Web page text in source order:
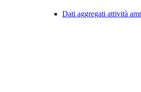
Dati aggregati attività